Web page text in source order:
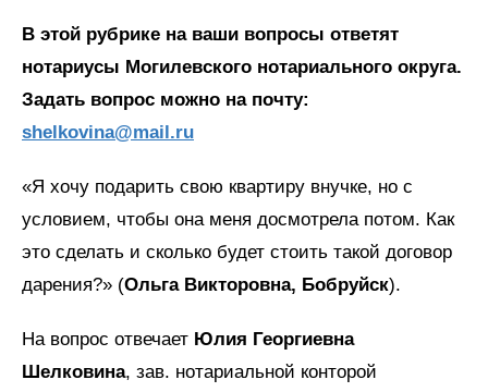
В этой рубрике на ваши вопросы ответят
нотариусы Могилевского нотариального округа.
Задать вопрос можно на почту:
shelkovina@mail.ru
«Я хочу подарить свою квартиру внучке, но с
условием, чтобы она меня досмотрела потом. Как
это сделать и сколько будет стоить такой договор
дарения?» (Ольга Викторовна, Бобруйск).
На вопрос отвечает Юлия Георгиевна
Шелковина, зав. нотариальной конторой